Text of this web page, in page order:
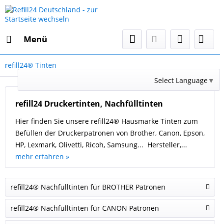
Menü
Select Language▼
refill24® Tinten
refill24 Druckertinten, Nachfülltinten
Hier finden Sie unsere refill24® Hausmarke Tinten zum
Befüllen der Druckerpatronen von Brother, Canon, Epson,
HP, Lexmark, Olivetti, Ricoh, Samsung... Hersteller,...
mehr erfahren »
refill24® Nachfülltinten für BROTHER Patronen
refill24® Nachfülltinten für CANON Patronen